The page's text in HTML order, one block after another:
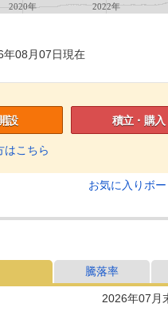
2020年 2022年
年08月07日現在
設
はこちら
積立・購入
お気に入りボ
騰落率
2026年07月